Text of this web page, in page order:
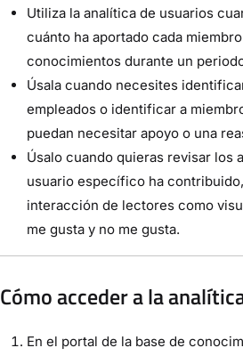
Utiliza la analítica de usuarios
cuánto ha aportado cada
conocimientos durante un
Úsala cuando necesites
empleados o identificar a
puedan necesitar apoyo o una
Úsalo cuando quieras revisar los
usuario específico ha
interacción de lectores como
me gusta y no me gusta.
Cómo acceder a la
En el portal de la base de